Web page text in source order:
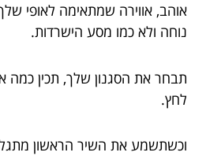
אוהב, אווירה שמתאימה לאופי
נוחה ולא כמו מסע הישרדות.
תבחר את הסגנון שלך, תכין כמה
לחץ.
וכשתשמע את השיר הראשון